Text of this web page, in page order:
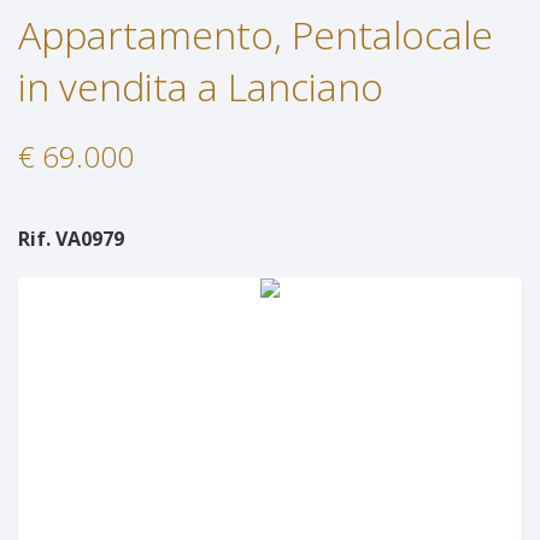
Immobili In Affitto
Servizi
Servizi
Lascia Una Richiesta
Contatti
Appartamento, Pentalocale
in vendita a Lanciano
€ 69.000
Rif. VA0979